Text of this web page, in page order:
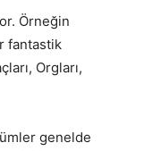
Örneğin
fantastik
Orgları,
genelde